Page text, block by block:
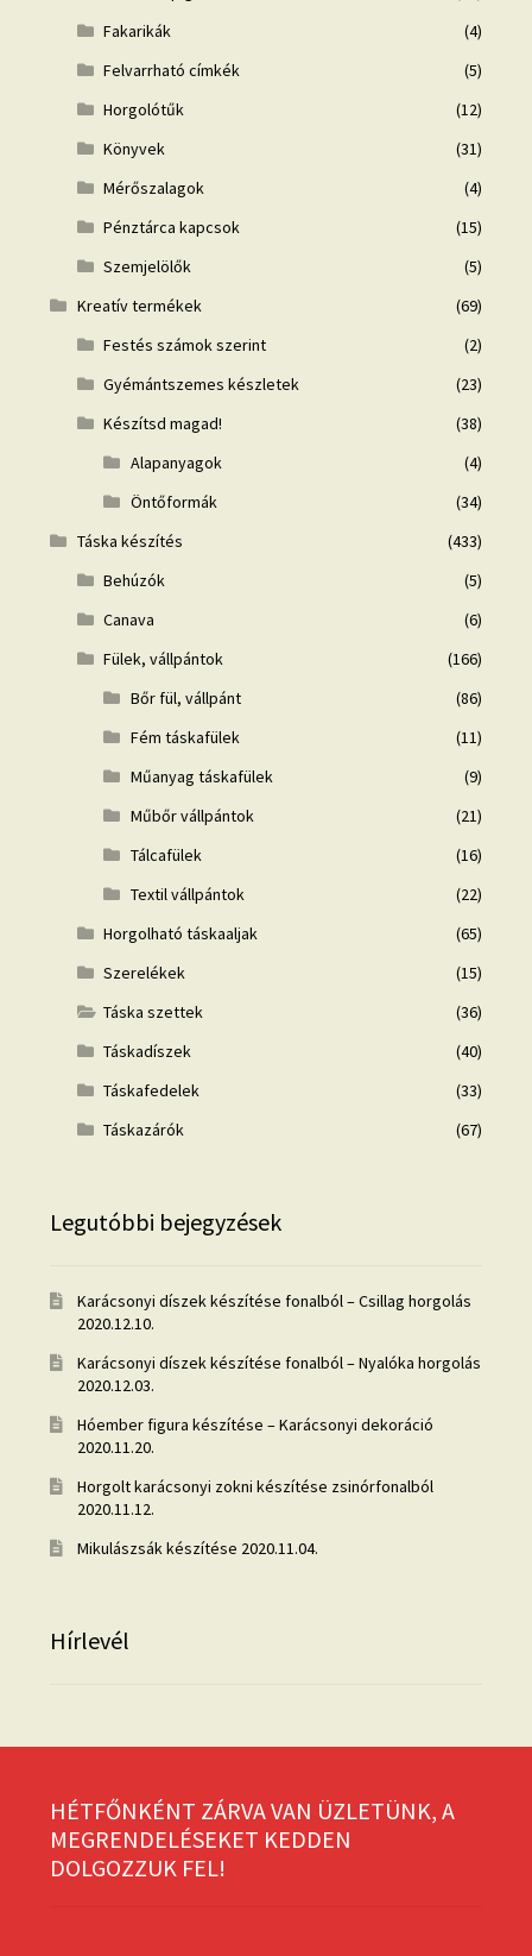
Fakarikák
(4)
Felvarrható címkék
(5)
Horgolótűk
(12)
Könyvek
(31)
Mérőszalagok
(4)
Pénztárca kapcsok
(15)
Szemjelölők
(5)
Kreatív termékek
(69)
Festés számok szerint
(2)
Gyémántszemes készletek
(23)
Készítsd magad!
(38)
Alapanyagok
(4)
Öntőformák
(34)
Táska készítés
(433)
Behúzók
(5)
Canava
(6)
Fülek, vállpántok
(166)
Bőr fül, vállpánt
(86)
Fém táskafülek
(11)
Műanyag táskafülek
(9)
Műbőr vállpántok
(21)
Tálcafülek
(16)
Textil vállpántok
(22)
Horgolható táskaaljak
(65)
Szerelékek
(15)
Táska szettek
(36)
Táskadíszek
(40)
Táskafedelek
(33)
Táskazárók
(67)
Legutóbbi bejegyzések
Karácsonyi díszek készítése fonalból – Csillag horgolás
2020.12.10.
Karácsonyi díszek készítése fonalból – Nyalóka horgolás
2020.12.03.
Hóember figura készítése – Karácsonyi dekoráció
2020.11.20.
Horgolt karácsonyi zokni készítése zsinórfonalból
2020.11.12.
Mikulászsák készítése 2020.11.04.
Hírlevél
HÉTFŐNKÉNT ZÁRVA VAN ÜZLETÜNK, A
MEGRENDELÉSEKET KEDDEN
DOLGOZZUK FEL!